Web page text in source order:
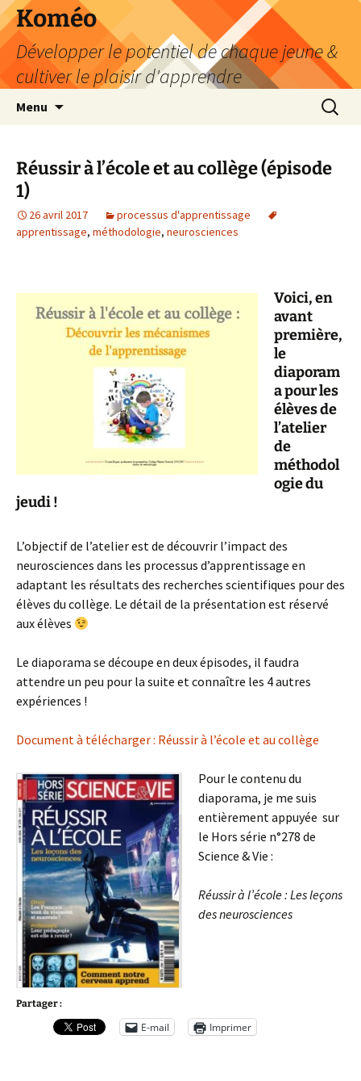
Aller
au
contenu
Koméo
Développer le potentiel de chaque jeune &
cultiver le plaisir d'apprendre
Menu
Réussir à l’école et au collège (épisode
1)
26 avril 2017
processus d'apprentissage
apprentissage, méthodologie, neurosciences
Voici, en
avant
première,
le
diaporam
a pour les
élèves de
l’atelier
de
méthodol
ogie du
jeudi !
L’objectif de l’atelier est de découvrir l’impact des
neurosciences dans les processus d’apprentissage en
adaptant les résultats des recherches scientifiques pour des
élèves du collège. Le détail de la présentation est réservé
aux élèves
Le diaporama se découpe en deux épisodes, il faudra
attendre un peu pour la suite et connaître les 4 autres
expériences !
Document à télécharger : Réussir à l’école et au collège
Pour le contenu du
diaporama, je me suis
entièrement appuyée sur
le Hors série n°278 de
Science & Vie :
Réussir à l’école : Les leçons
des neurosciences
Partager :
E-mail Imprimer